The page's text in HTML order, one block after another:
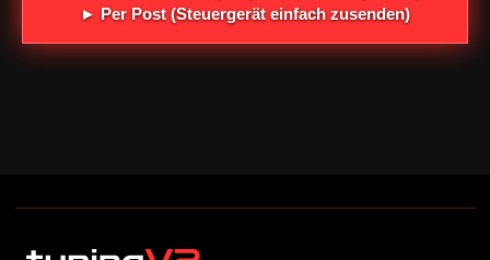
►Per Post(Steuergerät einfach zusenden)